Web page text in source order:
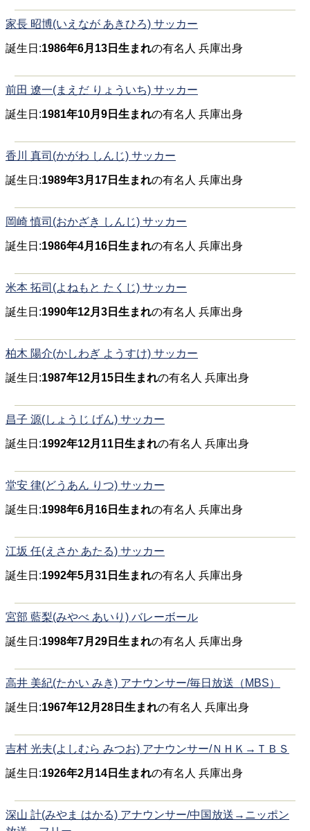
家長 昭博(いえなが あきひろ) サッカー
誕生日:1986年6月13日生まれの有名人 兵庫出身
前田 遼一(まえだ りょういち) サッカー
誕生日:1981年10月9日生まれの有名人 兵庫出身
香川 真司(かがわ しんじ) サッカー
誕生日:1989年3月17日生まれの有名人 兵庫出身
岡崎 慎司(おかざき しんじ) サッカー
誕生日:1986年4月16日生まれの有名人 兵庫出身
米本 拓司(よねもと たくじ) サッカー
誕生日:1990年12月3日生まれの有名人 兵庫出身
柏木 陽介(かしわぎ ようすけ) サッカー
誕生日:1987年12月15日生まれの有名人 兵庫出身
昌子 源(しょうじ げん) サッカー
誕生日:1992年12月11日生まれの有名人 兵庫出身
堂安 律(どうあん りつ) サッカー
誕生日:1998年6月16日生まれの有名人 兵庫出身
江坂 任(えさか あたる) サッカー
誕生日:1992年5月31日生まれの有名人 兵庫出身
宮部 藍梨(みやべ あいり) バレーボール
誕生日:1998年7月29日生まれの有名人 兵庫出身
高井 美紀(たかい みき) アナウンサー/毎日放送（MBS）
誕生日:1967年12月28日生まれの有名人 兵庫出身
吉村 光夫(よしむら みつお) アナウンサー/ＮＨＫ→ＴＢＳ
誕生日:1926年2月14日生まれの有名人 兵庫出身
深山 計(みやま はかる) アナウンサー/中国放送→ニッポン